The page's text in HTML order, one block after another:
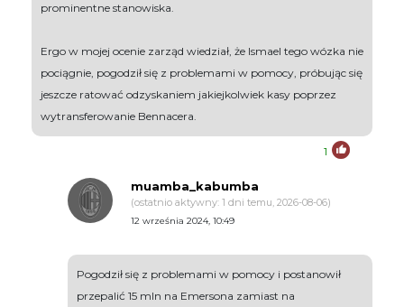
prominentne stanowiska.
Ergo w mojej ocenie zarząd wiedział, że Ismael tego wózka nie
pociągnie, pogodził się z problemami w pomocy, próbując się
jeszcze ratować odzyskaniem jakiejkolwiek kasy poprzez
wytransferowanie Bennacera.
1
muamba_kabumba
(ostatnio aktywny: 1 dni temu, 2026-08-06)
12 września 2024, 10:49
Pogodził się z problemami w pomocy i postanowił
przepalić 15 mln na Emersona zamiast na